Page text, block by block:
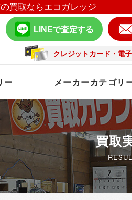
買取ならエコガレッジ
LINEで査定する
クレジットカード・電
ー メーカーカテゴリ
買取